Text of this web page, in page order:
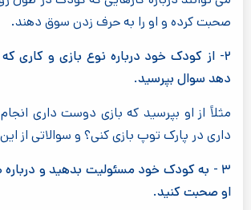
صحبت کرده و او را به حرف زدن سوق دهند.
۲- از کودک خود درباره نوع بازی و کاری
دهد سوال بپرسید.
مثلاً از او بپرسید که بازی دوست داری
داری در پارک توپ بازی کنی؟ و سوالاتی از
۳ - به کودک خود مسئولیت بدهید و درباره
او صحبت کنید.